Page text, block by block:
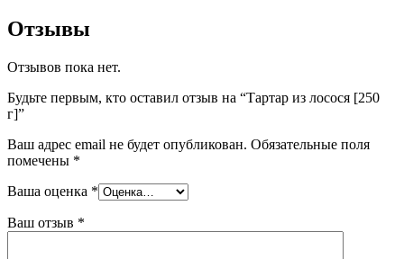
Отзывы
Отзывов пока нет.
Будьте первым, кто оставил отзыв на “Тартар из лосося [250
г]”
Ваш адрес email не будет опубликован. Обязательные поля
помечены *
Ваша оценка *
Ваш отзыв *